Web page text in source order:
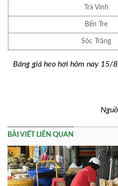
Trà Vinh
Bến Tre
Sóc Trăng
Bảng giá heo hơi hôm nay
BÀI VIẾT LIÊN QUAN